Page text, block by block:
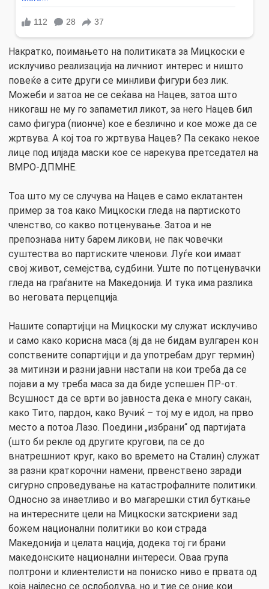
Накратко, поимањето на политиката за Мицкоски е
исклучиво реализација на личниот интерес и ништо
повеќе а сите други се минливи фигури без лик.
Можеби и затоа не се сеќава на Нацев, затоа што
никогаш не му го запаметил ликот, за него Нацев бил
само фигура (пионче) кое е безлично и кое може да се
жртвува. А кој тоа го жртвува Нацев? Па секако некое
лице под илјада маски кое се нарекува претседател на
ВМРО-ДПМНЕ.
Тоа што му се случува на Нацев е само еклатантен
пример за тоа како Мицкоски гледа на партиското
членство, со какво потценување. Затоа и не
препознава ниту барем ликови, не пак човечки
суштества во партиските членови. Луѓе кои имаат
свој живот, семејства, судбини. Уште по потценувачки
гледа на граѓаните на Македонија. И тука има разлика
во неговата перцепција.
Нашите сопартијци на Мицкоски му служат исклучиво
и само како корисна маса (ај да не бидам вулгарен кон
сопствените сопартијци и да употребам друг термин)
за митинзи и разни јавни настапи на кои треба да се
појави а му треба маса за да биде успешен ПР-от.
Всушност да се врти во јавноста дека е многу сакан,
како Тито, пардон, како Вучиќ – тој му е идол, на прво
место а потоа Лазо. Поедини „избрани“ од партијата
(што би рекле од другите кругови, па се до
внатрешниот круг, како во времето на Сталин) служат
за разни краткорочни намени, првенствено заради
сигурно спроведување на катастрофалните политики.
Односно за инаетливо и во магарешки стил буткање
на интересните цели на Мицкоски затскриени зад
божем национални политики во кои страда
Македонија и целата нација, додека тој ги брани
македонските национални интереси. Оваа група
полтрони и клиентелисти на пониско ниво е првата од
која најлесно се ослободува, но и тие се оние кои